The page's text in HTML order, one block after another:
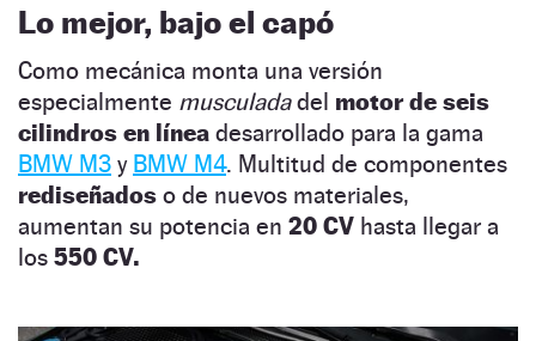
Lo mejor, bajo el capó
Como mecánica monta una versión
especialmente musculadadel motor de seis
cilindros en línea desarrollado para la gama
BMW M3 y BMW M4. Multitud de componentes
rediseñados o de nuevos materiales,
aumentan su potencia en 20 CV hasta llegar a
los 550 CV.